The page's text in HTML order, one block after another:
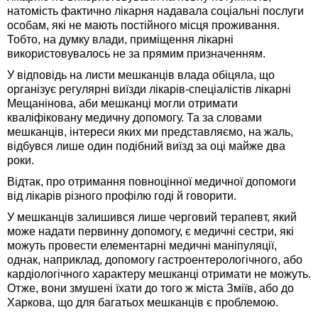
натомість фактично лікарня надавала соціальні послуги
особам, які не мають постійного місця проживання.
Тобто, на думку влади, приміщення лікарні
використовувалось не за прямим призначенням.
У відповідь на листи мешканців влада обіцяла, що
організує регулярні виїзди лікарів-спеціалістів лікарні
Мещанінова, аби мешканці могли отримати
кваліфіковану медичну допомогу. Та за словами
мешканців, інтереси яких ми представляємо, на жаль,
відбувся лише один подібний виїзд за оці майже два
роки.
Відтак, про отримання повноцінної медичної допомоги
від лікарів різного профілю годі й говорити.
У мешканців залишився лише черговий терапевт, який
може надати первинну допомогу, є медичні сестри, які
можуть провести елементарні медичні маніпуляції,
однак, наприклад, допомогу гастроентерологічного, або
кардіологічного характеру мешканці отримати не можуть.
Отже, вони змушені їхати до того ж міста Зміїв, або до
Харкова, що для багатьох мешканців є проблемою.